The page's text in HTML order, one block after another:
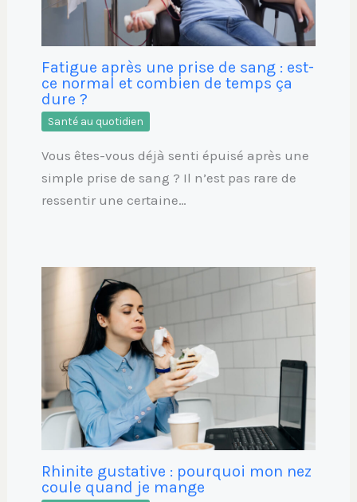
Fatigue après une prise de sang : est-
ce normal et combien de temps ça
dure ?
Santé au quotidien
Vous êtes-vous déjà senti épuisé après une
simple prise de sang ? Il n’est pas rare de
ressentir une certaine…
Rhinite gustative : pourquoi mon nez
coule quand je mange